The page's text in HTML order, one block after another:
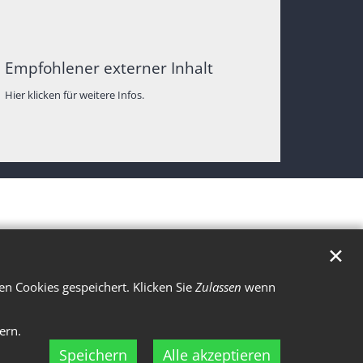
Cookies gespeichert. Klicken Sie Zulassen wenn
Speichern Alle akzeptieren
✕
Empfohlener externer Inhalt
Hier klicken für weitere Infos.